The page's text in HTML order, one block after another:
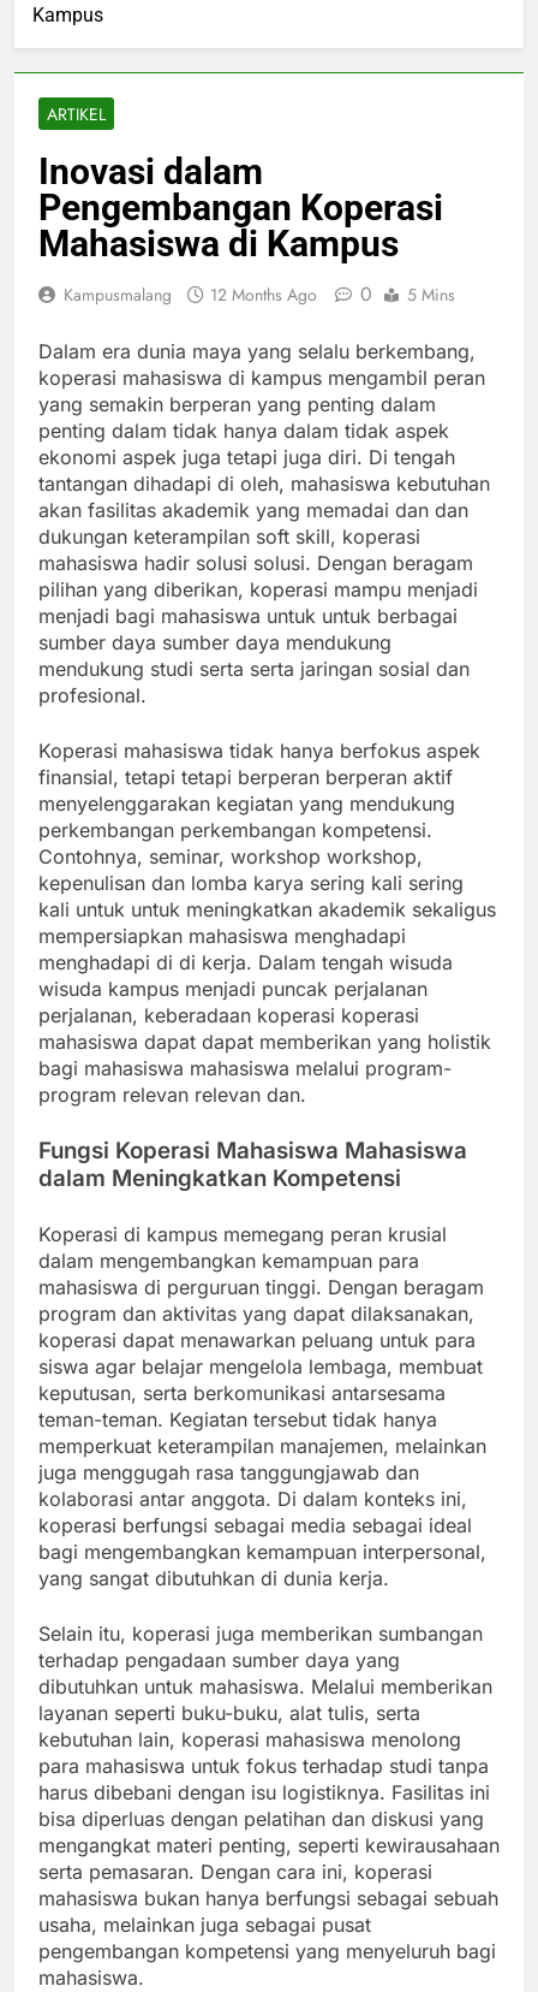
Kampus
ARTIKEL
Inovasi dalam
Pengembangan Koperasi
Mahasiswa di Kampus
Kampusmalang 12 Months Ago 0 5 Mins
Dalam era dunia maya yang selalu berkembang,
koperasi mahasiswa di kampus mengambil peran
yang semakin berperan yang penting dalam
penting dalam tidak hanya dalam tidak aspek
ekonomi aspek juga tetapi juga diri. Di tengah
tantangan dihadapi di oleh, mahasiswa kebutuhan
akan fasilitas akademik yang memadai dan dan
dukungan keterampilan soft skill, koperasi
mahasiswa hadir solusi solusi. Dengan beragam
pilihan yang diberikan, koperasi mampu menjadi
menjadi bagi mahasiswa untuk untuk berbagai
sumber daya sumber daya mendukung
mendukung studi serta serta jaringan sosial dan
profesional.
Koperasi mahasiswa tidak hanya berfokus aspek
finansial, tetapi tetapi berperan berperan aktif
menyelenggarakan kegiatan yang mendukung
perkembangan perkembangan kompetensi.
Contohnya, seminar, workshop workshop,
kepenulisan dan lomba karya sering kali sering
kali untuk untuk meningkatkan akademik sekaligus
mempersiapkan mahasiswa menghadapi
menghadapi di di kerja. Dalam tengah wisuda
wisuda kampus menjadi puncak perjalanan
perjalanan, keberadaan koperasi koperasi
mahasiswa dapat dapat memberikan yang holistik
bagi mahasiswa mahasiswa melalui program-
program relevan relevan dan.
Fungsi Koperasi Mahasiswa Mahasiswa
dalam Meningkatkan Kompetensi
Koperasi di kampus memegang peran krusial
dalam mengembangkan kemampuan para
mahasiswa di perguruan tinggi. Dengan beragam
program dan aktivitas yang dapat dilaksanakan,
koperasi dapat menawarkan peluang untuk para
siswa agar belajar mengelola lembaga, membuat
keputusan, serta berkomunikasi antarsesama
teman-teman. Kegiatan tersebut tidak hanya
memperkuat keterampilan manajemen, melainkan
juga menggugah rasa tanggungjawab dan
kolaborasi antar anggota. Di dalam konteks ini,
koperasi berfungsi sebagai media sebagai ideal
bagi mengembangkan kemampuan interpersonal,
yang sangat dibutuhkan di dunia kerja.
Selain itu, koperasi juga memberikan sumbangan
terhadap pengadaan sumber daya yang
dibutuhkan untuk mahasiswa. Melalui memberikan
layanan seperti buku-buku, alat tulis, serta
kebutuhan lain, koperasi mahasiswa menolong
para mahasiswa untuk fokus terhadap studi tanpa
harus dibebani dengan isu logistiknya. Fasilitas ini
bisa diperluas dengan pelatihan dan diskusi yang
mengangkat materi penting, seperti kewirausahaan
serta pemasaran. Dengan cara ini, koperasi
mahasiswa bukan hanya berfungsi sebagai sebuah
usaha, melainkan juga sebagai pusat
pengembangan kompetensi yang menyeluruh bagi
mahasiswa.